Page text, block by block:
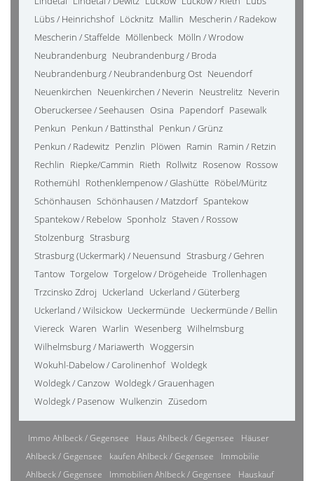
Lübs / Heinrichshof Löcknitz Mallin Mescherin / Radekow
Mescherin / Staffelde Möllenbeck Mölln / Wrodow
Neubrandenburg Neubrandenburg / Broda
Neubrandenburg / Neubrandenburg Ost Neuendorf
Neuenkirchen Neuenkirchen / Neverin Neustrelitz Neverin
Oberuckersee / Seehausen Osina Papendorf Pasewalk
Penkun Penkun / Battinsthal Penkun / Grünz
Penkun / Radewitz Penzlin Plöwen Ramin Ramin / Retzin
Rechlin Riepke/Cammin Rieth Rollwitz Rosenow Rossow
Rothemühl Rothenklempenow / Glashütte Röbel/Müritz
Schönhausen Schönhausen / Matzdorf Spantekow
Spantekow / Rebelow Sponholz Staven / Rossow
Stolzenburg Strasburg
Strasburg (Uckermark) / Neuensund Strasburg / Gehren
Tantow Torgelow Torgelow / Drögeheide Trollenhagen
Trzcinsko Zdroj Uckerland Uckerland / Güterberg
Uckerland / Wilsickow Ueckermünde Ueckermünde / Bellin
Viereck Waren Warlin Wesenberg Wilhelmsburg
Wilhelmsburg / Mariawerth Woggersin
Wokuhl-Dabelow / Carolinenhof Woldegk
Woldegk / Canzow Woldegk / Grauenhagen
Woldegk / Pasenow Wulkenzin Züsedom
Immo Ahlbeck / Gegensee Haus Ahlbeck / Gegensee
Häuser
Ahlbeck / Gegensee
kaufen Ahlbeck / Gegensee
Immobilie
Ahlbeck / Gegensee
Immobilien Ahlbeck / Gegensee
Hauskauf